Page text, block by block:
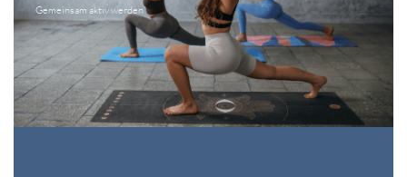
Gemeinsam aktiv werden